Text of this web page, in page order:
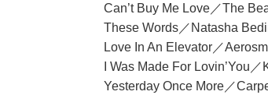
Can’t Buy Me Love／The
These Words／Natasha
Love In An Elevator／
I Was Made For Lovin’You／
Yesterday Once More／